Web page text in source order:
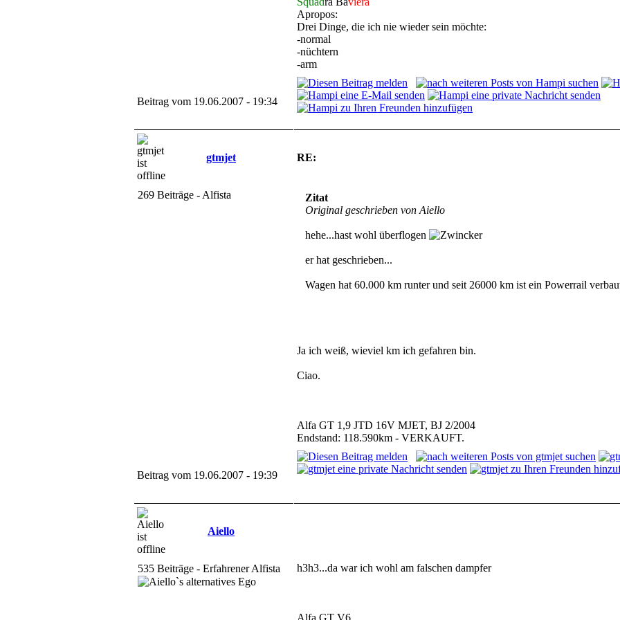
Apropos:
Drei Dinge, die ich nie wieder sein möchte:
-normal
-nüchtern
-arm
Beitrag vom 19.06.2007 - 19:34
gtmjet RE:
269 Beiträge - Alfista
Zitat
Original geschrieben von Aiello
hehe...hast wohl überflogen
er hat geschrieben...
Wagen hat 60.000 km runter und seit 26000 km ist ein Powerrail
Ja ich weiß, wieviel km ich gefahren bin.
Ciao.
Alfa GT 1,9 JTD 16V MJET, BJ 2/2004
Endstand: 118.590km - VERKAUFT.
Beitrag vom 19.06.2007 - 19:39
Aiello
535 Beiträge - Erfahrener Alfista h3h3...da war ich wohl am falschen dampfer
Alfa GT V6